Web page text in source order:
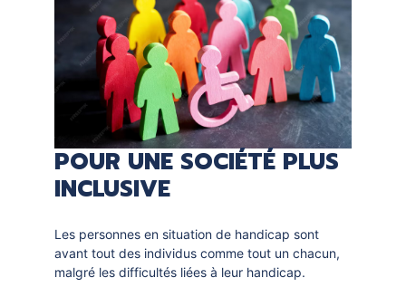
CRÉATHÈQUE
JOUER EN BIBLIOTHÈQUES
MAO - MUSIQUE ASSISTÉE PAR
ORDINATEUR
PORTAGE À DOMICILE
BOÎTES DE RETOUR 24H/24
TOUS LES SERVICES
DOCUMENTS
PROLONGER - RÉSERVER
EN CAS DE RETARD
MON COMPTE LECTEUR
POUR LES PROS
POUR UNE SOCIÉTÉ PLUS
INCLUSIVE
Les personnes en situation de handicap sont
avant tout des individus comme tout un chacun,
malgré les difficultés liées à leur handicap.